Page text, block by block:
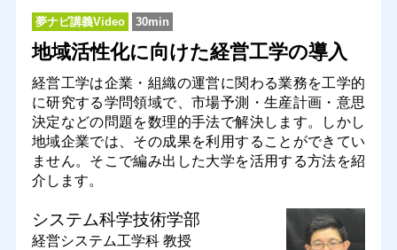
夢ナビ講義Video 30min
地域活性化に向けた経営工学の導入
経営工学は企業・組織の運営に関わる業務を工学的
に研究する学問領域で、市場予測・生産計画・意思
決定などの問題を数理的手法で解決します。しかし
地域企業では、その成果を利用することができてい
ません。そこで編み出した大学を活用する方法を紹
介します。
システム科学技術学部
経営システム工学科 教授